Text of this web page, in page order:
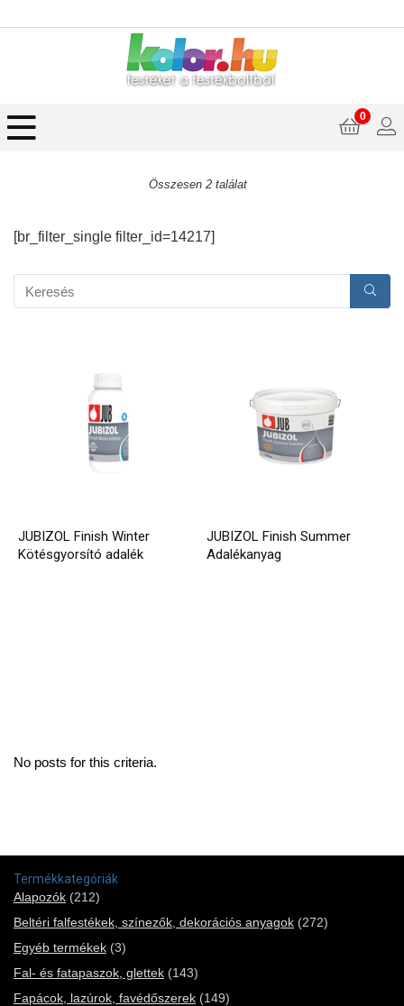
0
Összesen 2 találat
[br_filter_single filter_id=14217]
JUBIZOL Finish Winter
Kötésgyorsító adalék
JUBIZOL Finish Summer
Adalékanyag
No posts for this criteria.
Termékkategóriák
Alapozók (212)
Beltéri falfestékek, színezők, dekorációs anyagok (272)
Egyéb termékek (3)
Fal- és fatapaszok, glettek (143)
Fapácok, lazúrok, favédőszerek (149)